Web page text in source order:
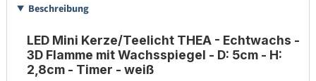
Beschreibung
LED Mini Kerze/Teelicht THEA - Echtwachs -
3D Flamme mit Wachsspiegel - D: 5cm - H:
2,8cm - Timer - weiß